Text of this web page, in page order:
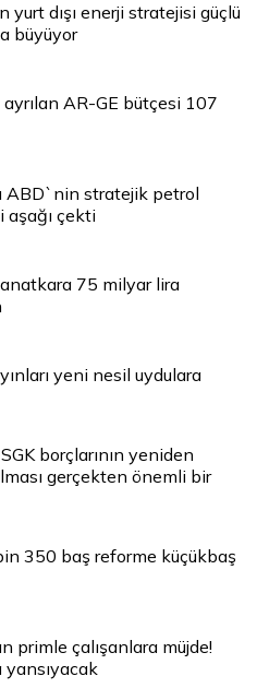
yurt dışı enerji stratejisi güçlü
büyüyor
AR-GE bütçesi 107
ABD`nin stratejik petrol
aşağı çekti
75 milyar lira
yeni nesil uydulara
borçlarının yeniden
gerçekten önemli bir
350 baş reforme küçükbaş
primle çalışanlara müjde!